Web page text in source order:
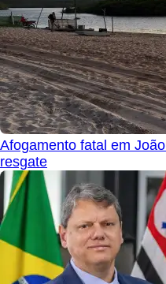
Afogamento fatal em
resgate